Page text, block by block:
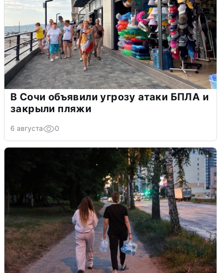
В Сочи объявили угрозу атаки БПЛА и
закрыли пляжи
6 августа 0